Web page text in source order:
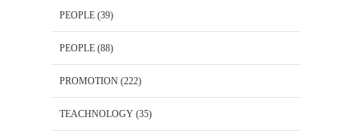
PEOPLE (39)
PEOPLE (88)
PROMOTION (222)
TEACHNOLOGY (35)